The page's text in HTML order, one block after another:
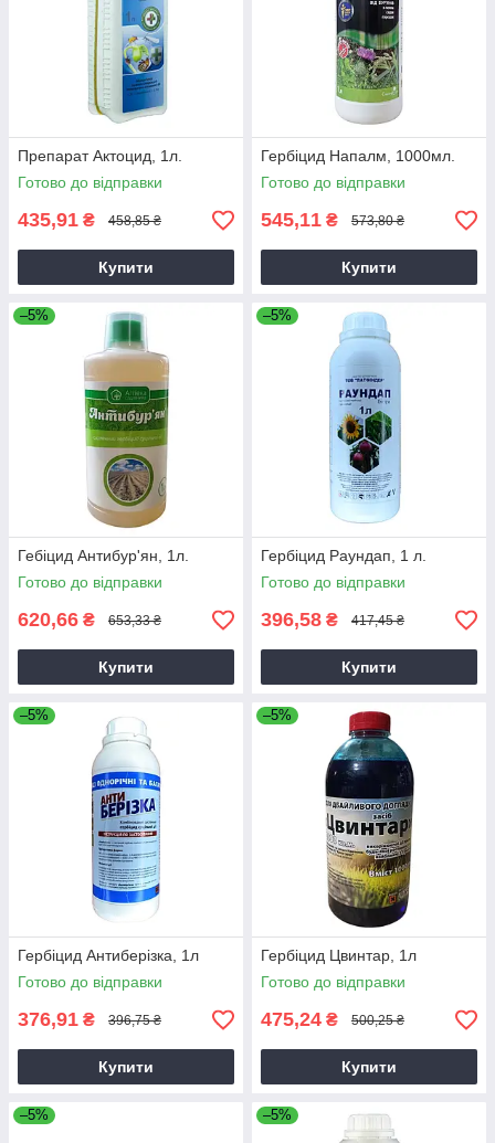
Препарат Актоцид, 1л.
Готово до відправки
435,91 ₴ 458,85 ₴
Купити
Гербіцид Напалм, 1000мл.
Готово до відправки
545,11 ₴ 573,80 ₴
Купити
–5%
Гебіцид Антибур'ян, 1л.
Готово до відправки
620,66 ₴ 653,33 ₴
Купити
–5%
Гербіцид Раундап, 1 л.
Готово до відправки
396,58 ₴ 417,45 ₴
Купити
–5%
Гербіцид Антиберізка, 1л
Готово до відправки
376,91 ₴ 396,75 ₴
Купити
–5%
Гербіцид Цвинтар, 1л
Готово до відправки
475,24 ₴ 500,25 ₴
Купити
–5% –5%